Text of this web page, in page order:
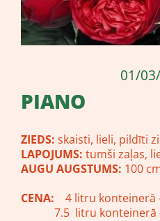
01/
PIANO
ZIEDS: skaisti, lieli, pildīti
LAPOJUMS: tumši zaļas,
AUGU AUGSTUMS: 100
CENA:
4 litru konteinerā
7.5 litru konteinerā -